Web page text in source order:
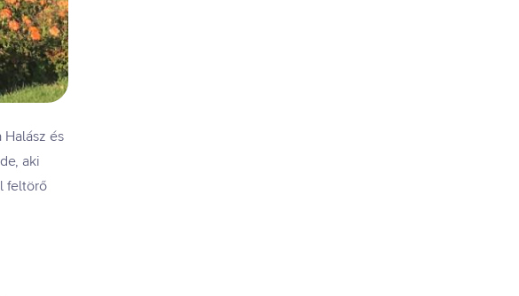
és
aki
feltörő